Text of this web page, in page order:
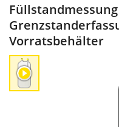
Vorratsbehälter